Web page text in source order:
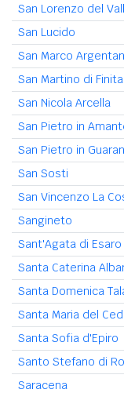
San Lorenzo del
San Lucido
San Marco
San Martino di Finita
San Nicola Arcella
San Pietro in
San Pietro in
San Sosti
San Vincenzo La
Sangineto
Sant'Agata di Esaro
Santa Caterina
Santa Domenica
Santa Maria del
Santa Sofia d'Epiro
Santo Stefano di
Saracena